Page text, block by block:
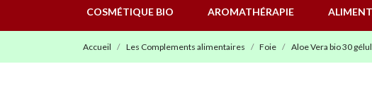
COSMÉTIQUE BIO AROMATHÉRAPIE
Accueil Les Complements alimentaires Foie Aloe Vera bio 30